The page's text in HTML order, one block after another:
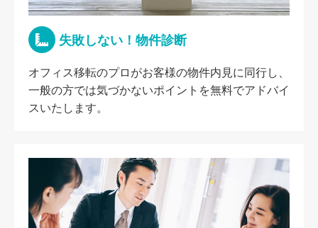
失敗しない！物件診断
オフィス移転のプロがお客様の物件内見に同行し、
一般の方では気づかないポイントを無料でアドバイ
スいたします。